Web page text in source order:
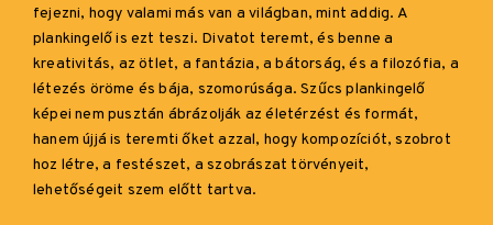
fejezni, hogy valami más van a világban, mint addig. A
plankingelő is ezt teszi. Divatot teremt, és benne a
kreativitás, az ötlet, a fantázia, a bátorság, és a filozófia, a
létezés öröme és bája, szomorúsága. Szűcs plankingelő
képei nem pusztán ábrázolják az életérzést és formát,
hanem újjá is teremti őket azzal, hogy kompozíciót, szobrot
hoz létre, a festészet, a szobrászat törvényeit,
lehetőségeit szem előtt tartva.